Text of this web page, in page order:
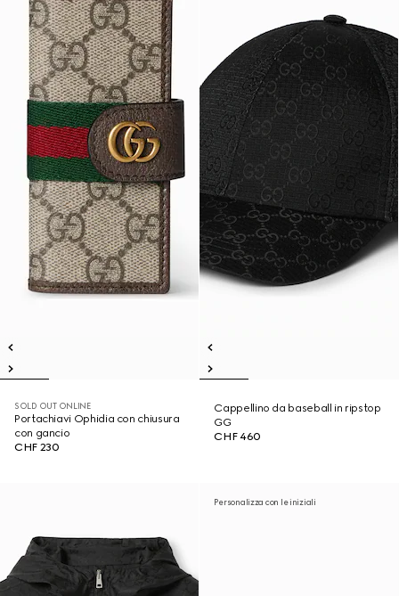
SOLD OUT ONLINE
Portachiavi Ophidia con chiusura
con gancio
CHF 230
Cappellino da baseball in ripstop
GG
CHF 460
Personalizza con le iniziali